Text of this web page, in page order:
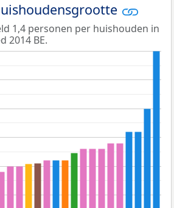
1,4 personen per huishouden in
2014 BE.